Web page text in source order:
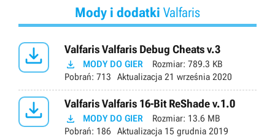
Mody i dodatki Valfaris
 Valfaris Valfaris Debug Cheats v.3
 MODY DO GIER Rozmiar: 789.3 KB
Pobrań: 713 Aktualizacja 21 września 2020
 Valfaris Valfaris 16-Bit ReShade v.1.0
 MODY DO GIER Rozmiar: 13.6 MB
Pobrań: 186 Aktualizacja 15 grudnia 2019